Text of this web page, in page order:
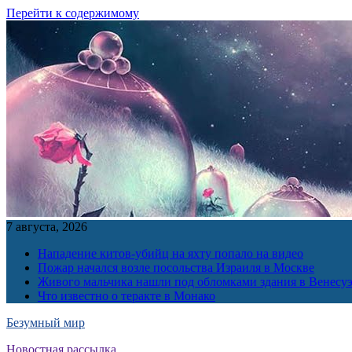
Перейти к содержимому
7 августа, 2026
Нападение китов-убийц на яхту попало на видео
Пожар начался возле посольства Израиля в Москве
Живого мальчика нашли под обломками здания в
Что известно о теракте в Монако
Безумный мир
Новостная рассылка